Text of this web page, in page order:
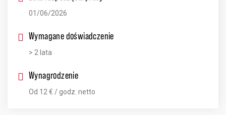
01/06/2026
Wymagane doświadczenie
> 2 lata
Wynagrodzenie
Od 12 € / godz. netto